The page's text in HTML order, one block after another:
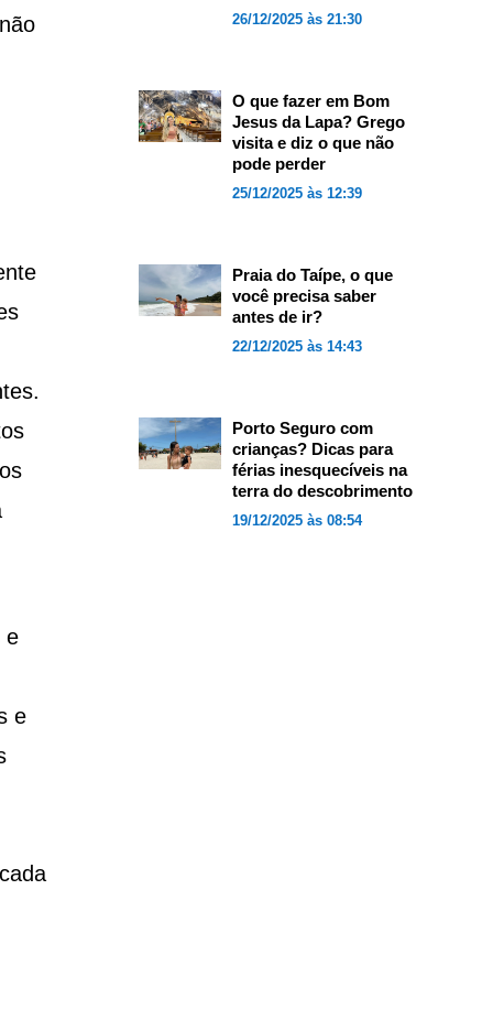
e
e
26/12/2025 às 21:30
O que fazer em Bom
Jesus da Lapa? Grego
visita e diz o que não
pode perder
25/12/2025 às 12:39
Praia do Taípe, o que
você precisa saber
antes de ir?
22/12/2025 às 14:43
Porto Seguro com
crianças? Dicas para
férias inesquecíveis na
terra do descobrimento
19/12/2025 às 08:54